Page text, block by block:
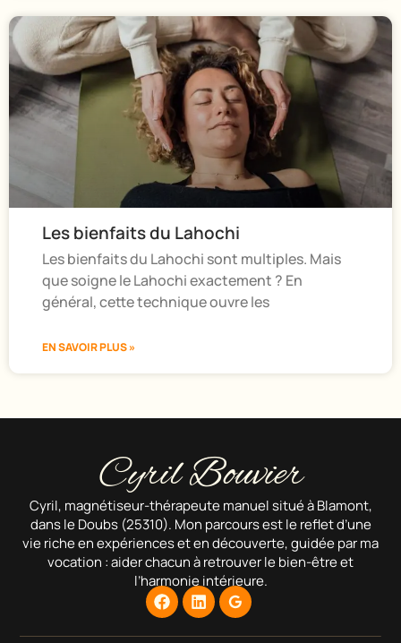
Les bienfaits du Lahochi
Les bienfaits du Lahochi sont multiples. Mais
que soigne le Lahochi exactement ? En
général, cette technique ouvre les
EN SAVOIR PLUS »
Cyril Bouvier
Cyril, magnétiseur-thérapeute manuel situé à Blamont,
dans le Doubs (25310). Mon parcours est le reflet d’une
vie riche en expériences et en découverte, guidée par ma
vocation : aider chacun à retrouver le bien-être et
l’harmonie intérieure.